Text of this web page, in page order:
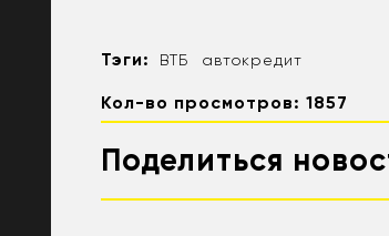
Тэги: ВТБ автокредит
Кол-во просмотров: 1857
Поделиться